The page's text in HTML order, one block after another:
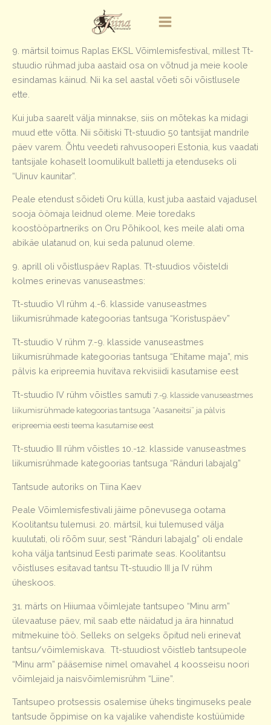
9. märtsil toimus Raplas EKSL Võimlemisfestival, millest Tt-
stuudio rühmad juba aastaid osa on võtnud ja meie koole
esindamas käinud. Nii ka sel aastal võeti sõi võistlusele
ette.
Kui juba saarelt välja minnakse, siis on mõtekas ka midagi
muud ette võtta. Nii sõitiski Tt-stuudio 50 tantsijat mandrile
päev varem. Õhtu veedeti rahvusooperi Estonia, kus vaadati
tantsijale kohaselt loomulikult balletti ja etenduseks oli
“Uinuv kaunitar”.
Peale etendust sõideti Oru külla, kust juba aastaid vajadusel
sooja öömaja leidnud oleme. Meie toredaks
koostööpartneriks on Oru Põhikool, kes meile alati oma
abikäe ulatanud on, kui seda palunud oleme.
9. aprill oli võistluspäev Raplas. Tt-stuudios võisteldi
kolmes erinevas vanuseastmes:
Tt-stuudio VI rühm 4.-6. klasside vanuseastmes
liikumisrühmade kategoorias tantsuga “Koristuspäev”
Tt-stuudio V rühm 7.-9. klasside vanuseastmes
liikumisrühmade kategoorias tantsuga “Ehitame maja”, mis
pälvis ka eripreemia huvitava rekvisiidi kasutamise eest
Tt-stuudio IV rühm võistles samuti 7.-9. klasside vanuseastmes
liikumisrühmade kategoorias tantsuga “Aasaneitsi” ja pälvis
eripreemia eesti teema kasutamise eest
Tt-stuudio III rühm võistles 10.-12. klasside vanuseastmes
liikumisrühmade kategoorias tantsuga “Ränduri labajalg”
Tantsude autoriks on Tiina Kaev
Peale Võimlemisfestivali jäime põnevusega ootama
Koolitantsu tulemusi. 20. märtsil, kui tulemused välja
kuulutati, oli rõõm suur, sest “Ränduri labajalg” oli endale
koha välja tantsinud Eesti parimate seas. Koolitantsu
võistluses esitavad tantsu Tt-stuudio III ja IV rühm
üheskoos.
31. märts on Hiiumaa võimlejate tantsupeo “Minu arm”
ülevaatuse päev, mil saab ette näidatud ja ära hinnatud
mitmekuine töö. Selleks on selgeks õpitud neli erinevat
tantsu/võimlemiskava. Tt-stuudiost võistleb tantsupeole
“Minu arm” pääsemise nimel omavahel 4 koosseisu noori
võimlejaid ja naisvõimlemisrühm “Liine”.
Tantsupeo protsessis osalemise üheks tingimuseks peale
tantsude õppimise on ka vajalike vahendiste kostüümide